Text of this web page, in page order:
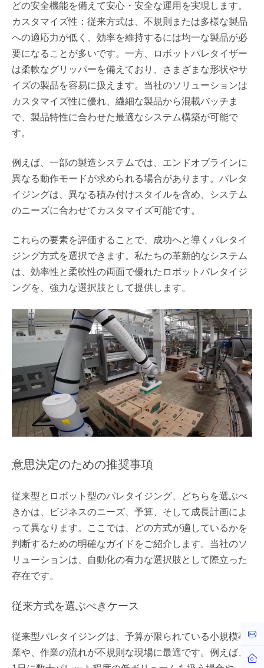
どの安全機能を備えて安心・安全な運用を実現します。
カスタマイズ性：従来方式は、不規則または多様な製品
への適応力が低く、効率を維持するには均一な製品が必
要になることが多いです。一方、ロボットパレタイザー
は柔軟なグリッパーを備えており、さまざまな形状やサ
イズの製品を容易に扱えます。当社のソリューションは
カスタマイズ性に優れ、繊細な製品から混載バッチま
で、製品特性に合わせた最適なシステム構築が可能で
す。
例えば、一部の製造システムでは、エンドオブラインに
異なる動作モードが求められる場合があります。パレタ
イジングは、異なる積み付けスタイルを含め、システム
のニーズに合わせてカスタマイズ可能です。
これらの要素を評価することで、成功へと導くパレタイ
ジング方式を選択できます。私たちの革新的なシステム
は、効率性と柔軟性の両面で優れたロボットパレタイジ
ングを、強力な選択肢として提供します。
意思決定のための推奨事項
従来型とロボット型のパレタイジング、どちらを選ぶべ
きかは、ビジネスのニーズ、予算、そして成長計画によ
って異なります。ここでは、どの方式が適しているかを
判断するための明確なガイドをご紹介します。当社のソ
リューションは、自動化の有力な選択肢として際立った
存在です。
従来方式を選ぶべきケース
従来型パレタイジングは、予算が限られている小規模事
業や、作業の流れが不規則な現場に最適です。例えば、
お
ホ